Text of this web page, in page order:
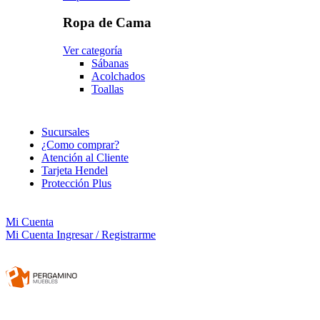
Ropa de Cama
Ver categoría
Sábanas
Acolchados
Toallas
Sucursales
¿Como comprar?
Atención al Cliente
Tarjeta Hendel
Protección Plus
Mi Cuenta
Mi Cuenta Ingresar / Registrarme